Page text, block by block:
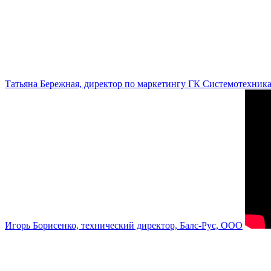
Татьяна Бережная, директор по маркетингу ГК Системотехника
Игорь Борисенко, технический директор, Балс-Рус, ООО